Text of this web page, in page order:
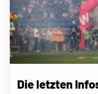
Die letzten